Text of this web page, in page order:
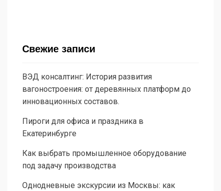
Свежие записи
ВЭД консалтинг: История развития
вагоностроения: от деревянных платформ до
инновационных составов.
Пироги для офиса и праздника в
Екатеринбурге
Как выбрать промышленное оборудование
под задачу производства
Однодневные экскурсии из Москвы: как